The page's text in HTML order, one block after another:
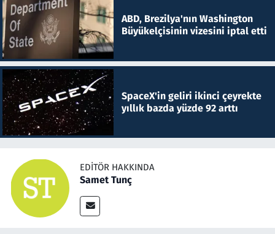
ABD, Brezilya'nın Washington
Büyükelçisinin vizesini iptal etti
SpaceX'in geliri ikinci çeyrekte
yıllık bazda yüzde 92 arttı
EDITÖR HAKKINDA
Samet Tunç